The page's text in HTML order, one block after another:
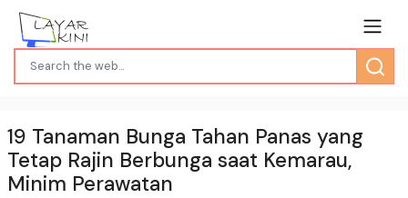
19 Tanaman Bunga Tahan Panas yang
Tetap Rajin Berbunga saat Kemarau,
Minim Perawatan